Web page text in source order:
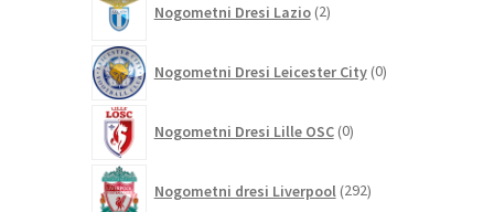
Nogometni Dresi Lazio 2izdelka
Nogometni Dresi Leicester City 0izdelkov
Nogometni Dresi Lille OSC 0izdelkov
Nogometni dresi Liverpool 292izdelkov